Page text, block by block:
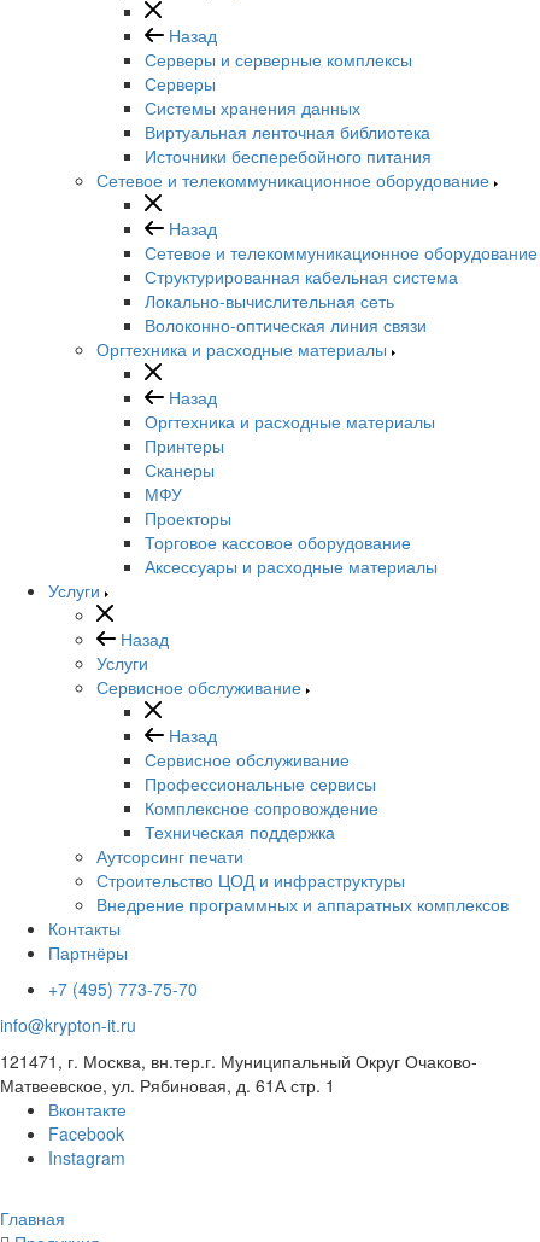
Назад
Серверы и серверные комплексы
Серверы
Системы хранения данных
Виртуальная ленточная библиотека
Источники бесперебойного питания
Сетевое и телекоммуникационное оборудование
Назад
Сетевое и телекоммуникационное оборудование
Структурированная кабельная система
Локально-вычислительная сеть
Волоконно-оптическая линия связи
Оргтехника и расходные материалы
Назад
Оргтехника и расходные материалы
Принтеры
Сканеры
МФУ
Проекторы
Торговое кассовое оборудование
Аксессуары и расходные материалы
Услуги
Назад
Услуги
Сервисное обслуживание
Назад
Сервисное обслуживание
Профессиональные сервисы
Комплексное сопровождение
Техническая поддержка
Аутсорсинг печати
Строительство ЦОД и инфраструктуры
Внедрение программных и аппаратных комплексов
Контакты
Партнёры
+7 (495) 773-75-70
info@krypton-it.ru
121471, г. Москва, вн.тер.г. Муниципальный Округ Очаково-
Матвеевское, ул. Рябиновая, д. 61А стр. 1
Вконтакте
Facebook
Instagram
Главная